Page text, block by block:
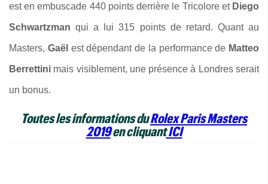
est en embuscade 440 points derrière le Tricolore et Diego
Schwartzman qui a lui 315 points de retard. Quant au
Masters, Gaël est dépendant de la performance de Matteo
Berrettini mais visiblement, une présence à Londres serait
un bonus.
Toutes les informations duRolex Paris Masters
2019en cliquantICI